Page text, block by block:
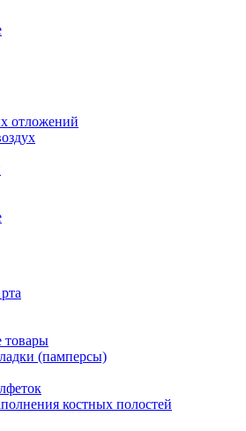
отложений
товары
(памперсы)
костных полостей